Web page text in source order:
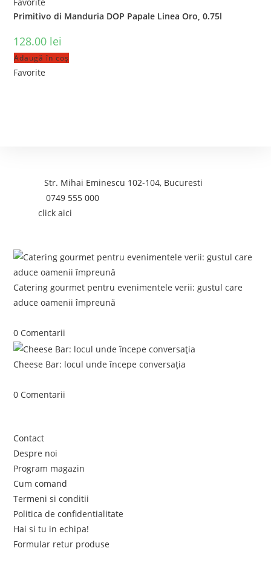
Primitivo di Manduria DOP Papale Linea Oro, 0.75l
128.00 lei
Adaugă în coș
Favorite
Adresa:Str. Mihai Eminescu 102-104, Bucuresti
Telefon:0749 555 000
Email:click aici
Catering gourmet pentru evenimentele verii: gustul care
aduce oamenii împreună
0 Comentarii
Cheese Bar: locul unde începe conversația
0 Comentarii
Contact
Despre noi
Program magazin
Cum comand
Termeni si conditii
Politica de confidentialitate
Hai si tu in echipa!
Formular retur produse